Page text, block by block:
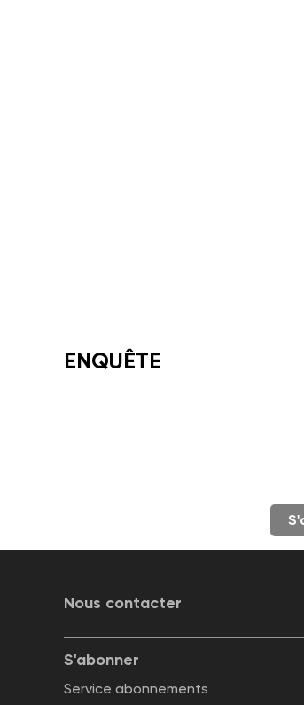
ENQUÊTE
Nous contacter
S'abonner
Service abonnements